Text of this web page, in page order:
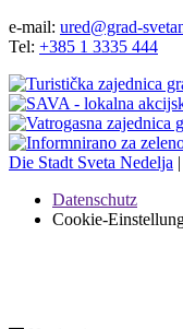
e-mail: ured@grad-
Tel: +385 1 3335 444
Die Stadt Sveta Nedelja
Datenschutz
Cookie-